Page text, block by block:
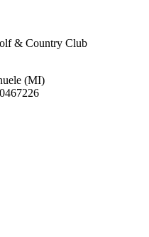
& Country Club
(MI)